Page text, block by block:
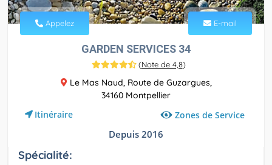
Appelez E-mail
GARDEN SERVICES 34
(Note de 4,8)
Le Mas Naud, Route de Guzargues,
34160 Montpellier
Itinéraire Zones de Service
Depuis 2016
Spécialité: